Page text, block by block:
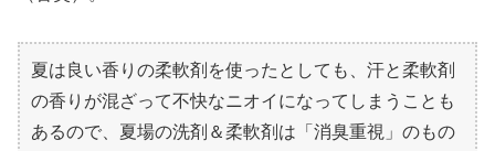
夏は良い香りの柔軟剤を使ったとしても、汗と柔軟剤
の香りが混ざって不快なニオイになってしまうことも
あるので、夏場の洗剤＆柔軟剤は「消臭重視」のもの